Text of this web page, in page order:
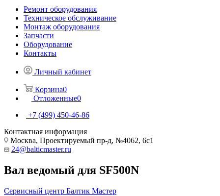
Ремонт оборудования
Техническое обслуживание
Монтаж оборудования
Запчасти
Оборудование
Контакты
Личный кабинет
Корзина0
Отложенные0
+7 (499) 450-46-86
Контактная информация
Москва, Проектируемый пр-д, №4062, 6с1
24@balticmaster.ru
Вал ведомый для SF500N
Сервисный центр Балтик Мастер